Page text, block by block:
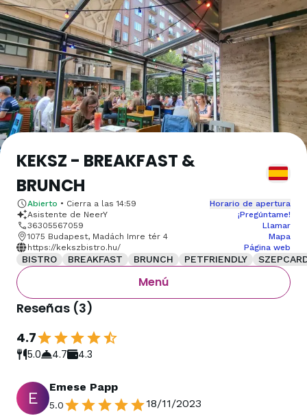
KEKSZ - BREAKFAST &
BRUNCH
Abierto • Cierra a las 14:59
Horario de apertura
Asistente de NeerY
¡Pregúntame!
36305567059
Llamar
1075 Budapest, Madách Imre tér 4
Mapa
https://kekszbistro.hu/
Página web
BISTRO BREAKFAST BRUNCH PETFRIENDLY
Menú
Reseñas (3)
4.7
5.0 4.7 4.3
E
Emese Papp
5.0 18/11/2023